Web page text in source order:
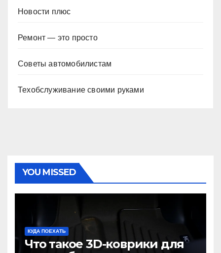
Новости плюс
Ремонт — это просто
Советы автомобилистам
Техобслуживание своими руками
YOU MISSED
КУДА ПОЕХАТЬ
Что такое 3D-коврики для